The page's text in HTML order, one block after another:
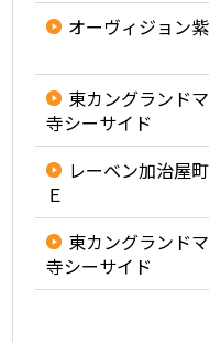
オーヴィジョン
東カングランド
寺シーサイド
レーベン加治
Ｅ
東カングランド
寺シーサイド